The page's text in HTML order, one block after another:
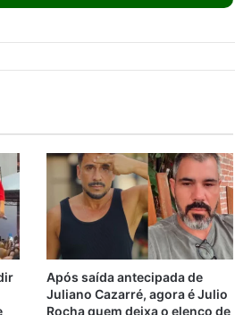
Após saída antecipada de
Juliano Cazarré, agora é Julio
Rocha quem deixa o elenco de